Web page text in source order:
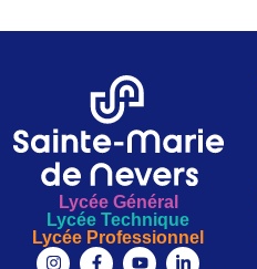
Lycée Général
Lycée Technique
Lycée Professionnel